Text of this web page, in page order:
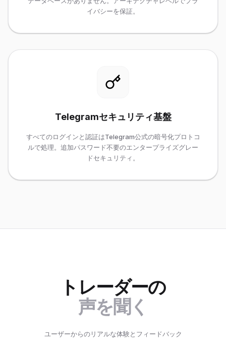
イバシーを保証。
Telegramセキュリティ基盤
すべてのログインと認証はTelegram公式の暗号化プロトコ
ルで処理。追加パスワード不要のエンタープライズグレー
ドセキュリティ。
トレーダーの
声を聞く
ユーザーからのリアルな体験とフィードバック